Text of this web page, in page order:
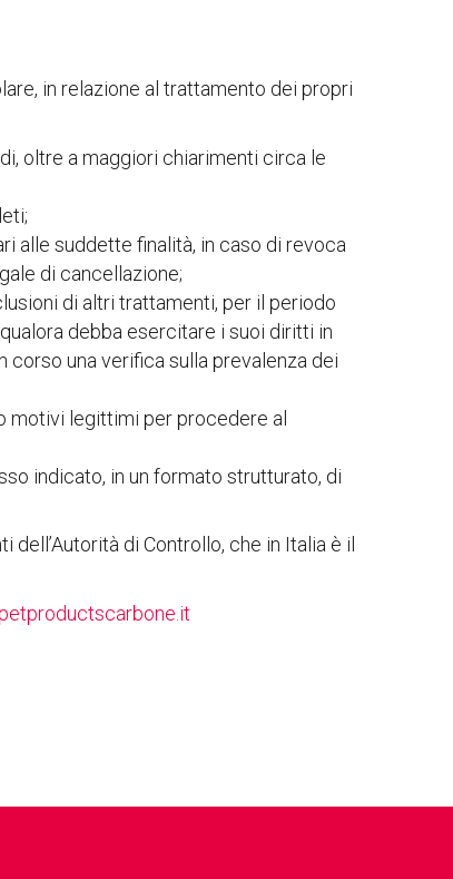
in relazione al trattamento dei propri
oltre a maggiori chiarimenti circa le
alle suddette finalità, in caso di revoca
di cancellazione;
di altri trattamenti, per il periodo
debba esercitare i suoi diritti in
una verifica sulla prevalenza dei
motivi legittimi per procedere al
indicato, in un formato strutturato, di
di Controllo, che in Italia è il